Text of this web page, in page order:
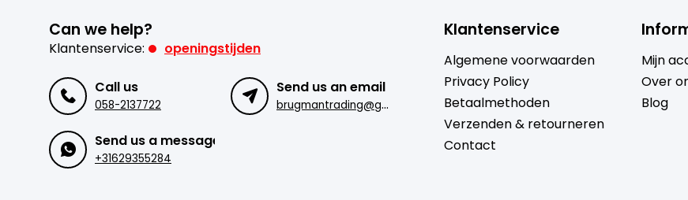
Can we help?
Klantenservice: openingstijden
Call us
058-2137722
Send us an email
b
rugmantrading@gmail.com
Send us a message
+31629355284
Klantenservice
Algemene voorwaarden
Privacy Policy
Betaalmethoden
Verzenden & retourneren
Contact
Mijn
Over
Blog